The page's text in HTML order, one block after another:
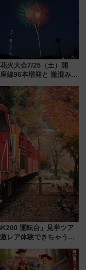
変わる？
火大会7/25（土）開
線96本増発と 激混みの
ス攻略法、2万発の花火が
に！
運転台」見学ツア
レア体験できちゃうか